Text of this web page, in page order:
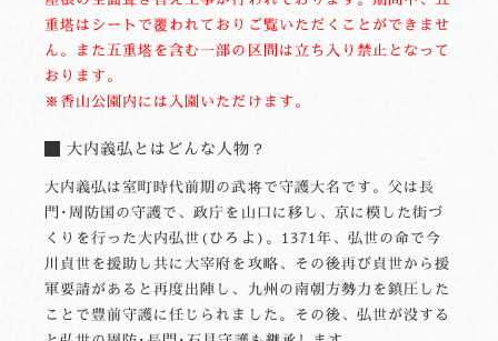
重塔はシートで覆われておりご覧いただくことができませ
ん。また五重塔を含む一部の区間は立ち入り禁止となって
おります。
※香山公園内には入園いただけます。
大内義弘とはどんな人物？
大内義弘は室町時代前期の武将で守護大名です。父は長
門･周防国の守護で、政庁を山口に移し、京に模した街づ
くりを行った大内弘世(ひろよ)。1371年、弘世の命で今
川貞世を援助し共に大宰府を攻略、その後再び貞世から援
軍要請があると再度出陣し、九州の南朝方勢力を鎮圧した
ことで豊前守護に任じられました。その後、弘世が没する